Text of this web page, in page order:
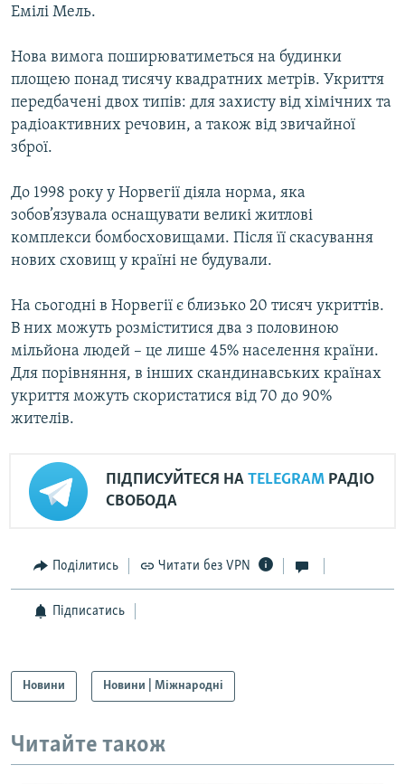
Емілі Мель.
Нова вимога поширюватиметься на будинки
площею понад тисячу квадратних метрів. Укриття
передбачені двох типів: для захисту від хімічних та
радіоактивних речовин, а також від звичайної
зброї.
До 1998 року у Норвегії діяла норма, яка
зобов’язувала оснащувати великі житлові
комплекси бомбосховищами. Після її скасування
нових сховищ у країні не будували.
На сьогодні в Норвегії є близько 20 тисяч укриттів.
В них можуть розміститися два з половиною
мільйона людей – це лише 45% населення країни.
Для порівняння, в інших скандинавських країнах
укриття можуть скористатися від 70 до 90%
жителів.
ПІДПИСУЙТЕСЯ НА TELEGRAM РАДІО
СВОБОДА
Поділитись Читати без VPN
Підписатись
Новини Новини | Міжнародні
Читайте також